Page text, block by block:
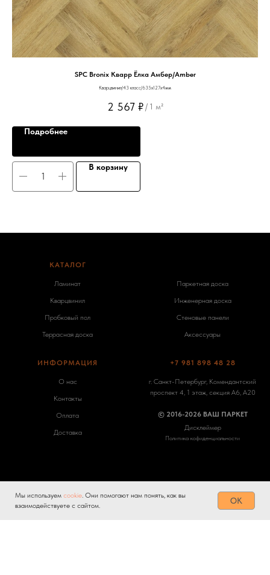
SPC Bronix Кварр Ёлка Амбер/Amber
Кварцвинил/43 класс/635х127х4мм
2 567 ₽/ 1 м²
Подробнее
В корзину
КАТАЛОГ
Ламинат
Кварцвинил
Пробковый пол
Террасная доска
Паркетная доска
Инженерная доска
Стеновые панели
Аксессуары
ИНФОРМАЦИЯ
О нас
Контакты
Оплата
Доставка
+7 981 898 48 28
г. Санкт-Петербург, Комендантский
проспект 4, 1 этаж, секция А6, А20
© 2016-2026 ВАШ ПАРКЕТ
Дисклеймер
Политика кофиденциальности
Мы используем cookie. Они помогают нам понять, как вы
взаимодействуете с сайтом.
OK
Made on Tilda